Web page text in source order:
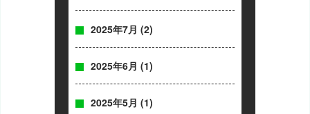
2025年7月 (2)
2025年6月 (1)
2025年5月 (1)